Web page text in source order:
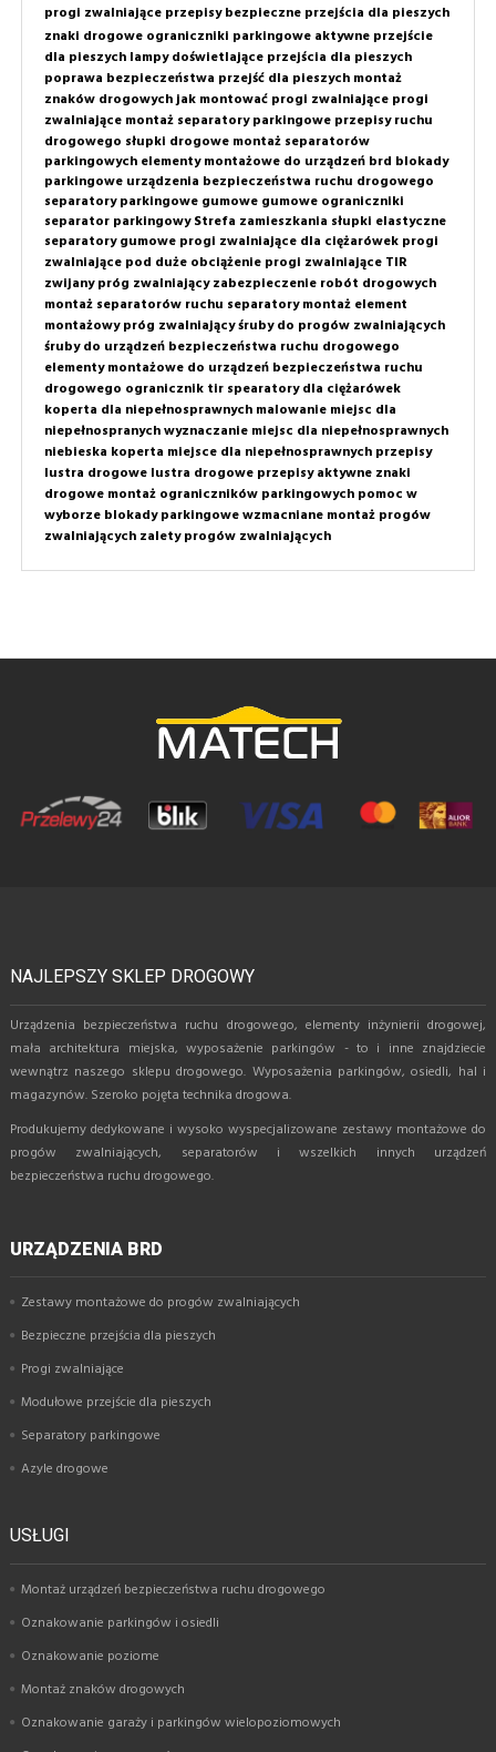
progi zwalniające przepisy bezpieczne przejścia dla pieszych
znaki drogowe ograniczniki parkingowe aktywne przejście
dla pieszych lampy doświetlające przejścia dla pieszych
poprawa bezpieczeństwa przejść dla pieszych montaż
znaków drogowychjak montować progi zwalniające progi
zwalniające montaż separatory parkingowe przepisy ruchu
drogowego słupki drogowe montaż separatorów
parkingowych elementy montażowe do urządzeń brd blokady
parkingowe urządzenia bezpieczeństwa ruchu drogowego
separatory parkingowe gumowe gumowe ograniczniki
separator parkingowy Strefa zamieszkania słupki elastyczne
separatory gumowe progi zwalniające dla ciężarówek progi
zwalniające pod duże obciążenie progi zwalniające TIR
zwijany próg zwalniający zabezpieczenie robót drogowych
montaż separatorów ruchu separatory montaż element
montażowy próg zwalniającyśruby do progów zwalniających
śruby do urządzeń bezpieczeństwa ruchu drogowego
elementy montażowe do urządzeń bezpieczeństwa ruchu
drogowego ogranicznik tir spearatory dla ciężarówek
koperta dla niepełnosprawnych malowanie miejsc dla
niepełnospranychwyznaczanie miejsc dla niepełnosprawnych
niebieska koperta miejsce dla niepełnosprawnych przepisy
lustra drogowe lustra drogowe przepisy aktywne znaki
drogowe montaż ograniczników parkingowych pomoc w
wyborze blokady parkingowe wzmacniane montaż progów
zwalniających zalety progów zwalniających
NAJLEPSZY SKLEP DROGOWY
Urządzenia bezpieczeństwa ruchu drogowego, elementy inżynierii drogowej,
mała architektura miejska, wyposażenie parkingów - to i inne znajdziecie
wewnątrz naszego sklepu drogowego. Wyposażenia parkingów, osiedli, hal i
magazynów. Szeroko pojęta technika drogowa.
Produkujemy dedykowane i wysoko wyspecjalizowane zestawy montażowe do
progów zwalniających, separatorów i wszelkich innych urządzeń
bezpieczeństwa ruchu drogowego.
URZĄDZENIA BRD
Zestawy montażowe do progów zwalniających
Bezpieczne przejścia dla pieszych
Progi zwalniające
Modułowe przejście dla pieszych
Separatory parkingowe
Azyle drogowe
USŁUGI
Montaż urządzeń bezpieczeństwa ruchu drogowego
Oznakowanie parkingów i osiedli
Oznakowanie poziome
Montaż znaków drogowych
Oznakowanie garaży i parkingów wielopoziomowych